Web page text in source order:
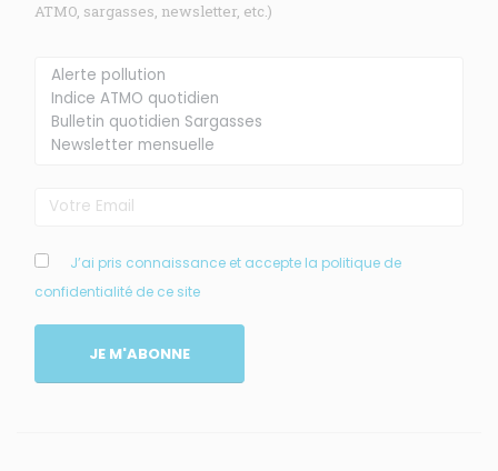
ATMO, sargasses, newsletter, etc.)
J’ai pris connaissance et accepte la politique de
confidentialité de ce site
JE M'ABONNE
Membre de
MENU